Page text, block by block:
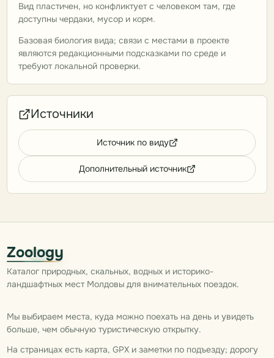
Вид пластичен, но конфликтует с человеком там, где
доступны чердаки, мусор и корм.
Базовая биология вида; связи с местами в проекте
являются редакционными подсказками по среде и
требуют локальной проверки.
Источники
Источник по виду
Дополнительный источник
Zoology
Каталог природных, скальных, водных и историко-
ландшафтных мест Молдовы для внимательных поездок.
Мы выбираем места, куда можно поехать на день и увидеть
больше, чем обычную туристическую открытку.
На страницах есть карта, GPX и заметки по подъезду; дорогу